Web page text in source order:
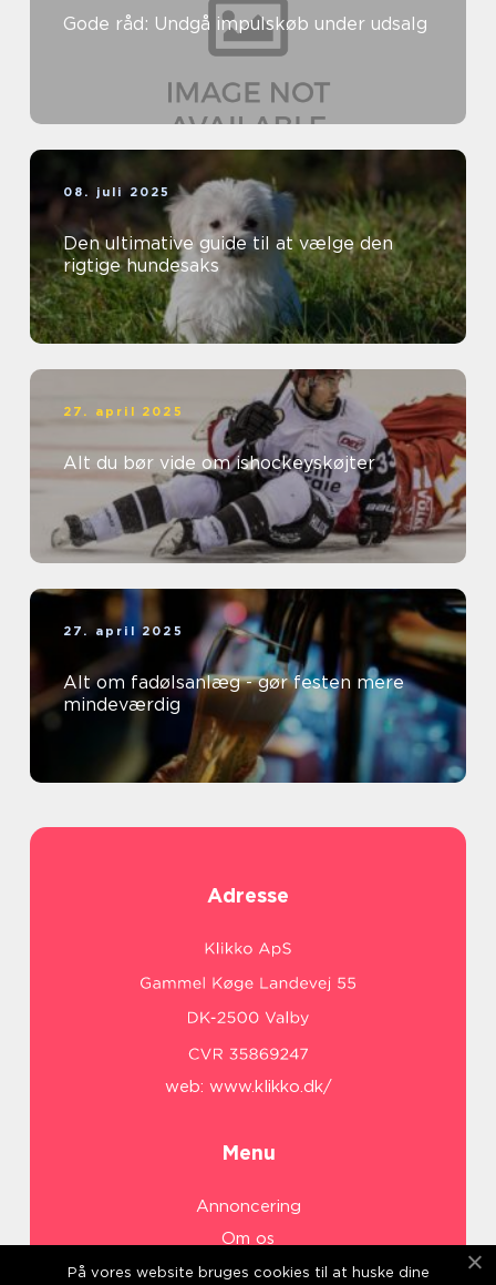
Gode råd: Undgå impulskøb under udsalg
08. juli 2025
Den ultimative guide til at vælge den
rigtige hundesaks
27. april 2025
Alt du bør vide om ishockeyskøjter
27. april 2025
Alt om fadølsanlæg - gør festen mere
mindeværdig
Adresse
web: www.klikko.dk/
Menu
Annoncering
Om os
Cookies
På vores website bruges cookies til at huske dine